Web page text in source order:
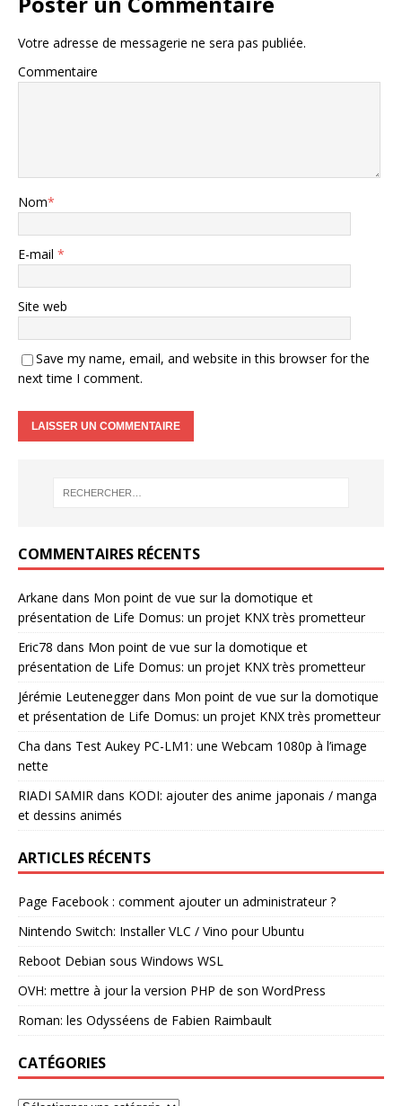
Votre adresse de messagerie ne sera pas publiée.
Commentaire
Nom*
E-mail *
Site web
Save my name, email, and website in this browser for the
next time I comment.
COMMENTAIRES RÉCENTS
Arkane dans Mon point de vue sur la domotique et
présentation de Life Domus: un projet KNX très prometteur
Eric78 dans Mon point de vue sur la domotique et
présentation de Life Domus: un projet KNX très prometteur
Jérémie Leuteneggerdans Mon point de vue sur la domotique
et présentation de Life Domus: un projet KNX très prometteur
Cha dans Test Aukey PC-LM1: une Webcam 1080p à l’image
nette
RIADI SAMIR dans KODI: ajouter des anime japonais / manga
et dessins animés
ARTICLES RÉCENTS
Page Facebook : comment ajouter un administrateur ?
Nintendo Switch: Installer VLC / Vino pour Ubuntu
Reboot Debian sous Windows WSL
OVH: mettre à jour la version PHP de son WordPress
Roman: les Odysséens de Fabien Raimbault
CATÉGORIES